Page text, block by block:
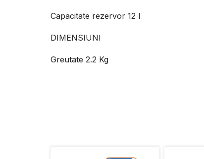
Capacitate rezervor 12 l
DIMENSIUNI
Greutate 2.2 Kg